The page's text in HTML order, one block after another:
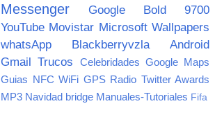
Messenger
Google
Bold 9700
YouTube Movistar Microsoft Wallpapers
whatsApp
Blackberryvzla
Android
Gmail Trucos Celebridades Google Maps
Guias NFC WiFi GPS Radio Twitter Awards
MP3 Navidad bridge Manuales-Tutoriales Fifa